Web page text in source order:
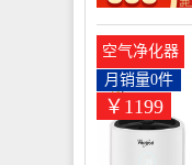
空气净化器
￥1199
月销量0件